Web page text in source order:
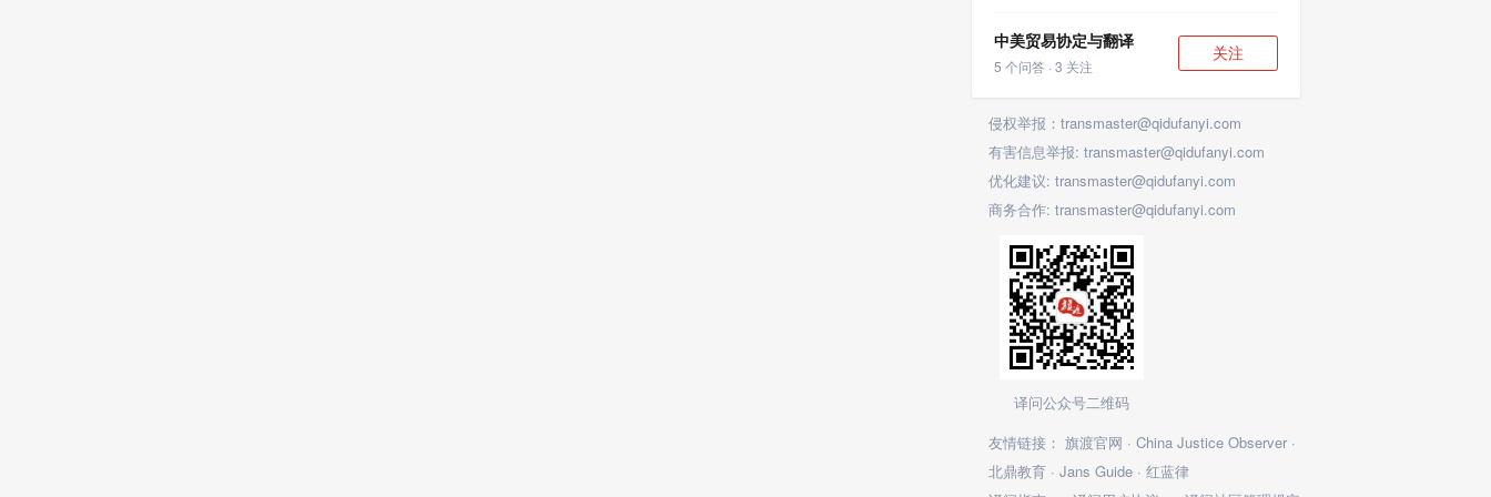
中美贸易协定与翻译
5 个问答 · 3 关注
关注
侵权举报：transmaster@qidufanyi.com
有害信息举报: transmaster@qidufanyi.com
优化建议: transmaster@qidufanyi.com
商务合作: transmaster@qidufanyi.com
译问公众号二维码
友情链接： 旗渡官网 · China Justice Observer ·
北鼎教育 · Jans Guide · 红蓝律